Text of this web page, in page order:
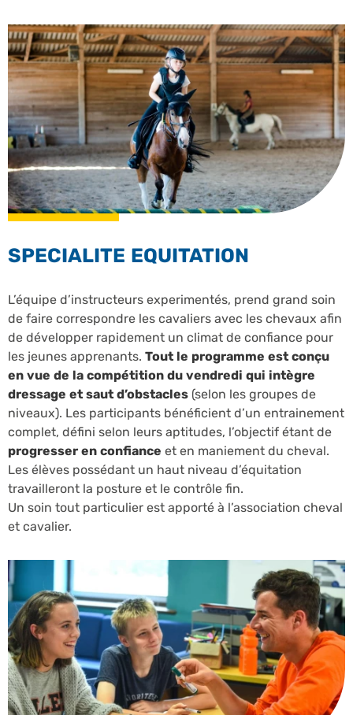
SPECIALITE EQUITATION
L’équipe d’instructeurs experimentés, prend grand soin
de faire correspondre les cavaliers avec les chevaux afin
de développer rapidement un climat de confiance pour
les jeunes apprenants. Tout le programme est conçu
en vue de la compétition du vendredi qui intègre
dressage et saut d’obstacles (selon les groupes de
niveaux). Les participants bénéficient d’un entrainement
complet, défini selon leurs aptitudes, l’objectif étant de
progresser en confiance et en maniement du cheval.
Les élèves possédant un haut niveau d’équitation
travailleront la posture et le contrôle fin.
Un soin tout particulier est apporté à l’association cheval
et cavalier.